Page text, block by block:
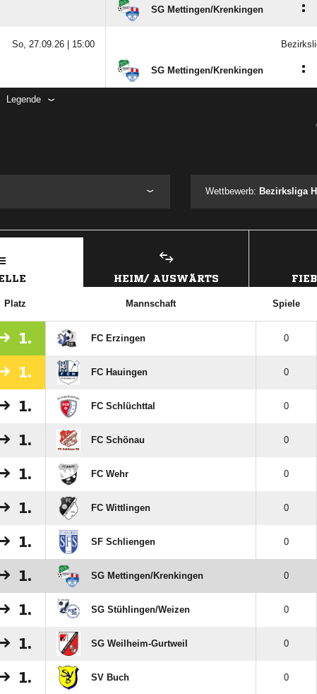
SG Mettingen/​Krenkingen :
So, 27.09.26 | 15:00
SG Mettingen/​Krenkingen :
Legende
Wettbewerb: Bezirksliga
HEIM/ AUSWÄRTS
Platz Mannschaft Spiele
1. FC Erzingen 0
1. FC Hauingen 0
1. FC Schlüchttal 0
1. FC Schönau 0
1. FC Wehr 0
1. FC Wittlingen 0
1. SF Schliengen 0
1. SG Mettingen/​Krenkingen 0
1. SG Stühlingen/​Weizen 0
1. SG Weilheim-Gurtweil 0
1. SV Buch 0